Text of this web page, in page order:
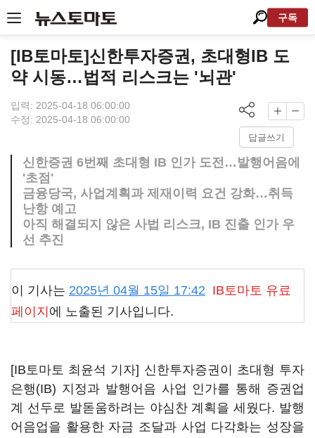
구독
[IB토마토]신한투자증권, 초대형IB 도
약 시동…법적 리스크는 '뇌관'
입력: 2025-04-18 06:00:00
수정: 2025-04-18 06:00:00
답글쓰기
신한증권 6번째 초대형 IB 인가 도전…발행어음에
'초점'
금융당국, 사업계획과 제재이력 요건 강화…취득
난항 예고
아직 해결되지 않은 사법 리스크, IB 진출 인가 우
선 추진
이 기사는 2025년 04월 15일 17:42 IB토마토 유료
페이지 에 노출된 기사입니다.
[IB토마토 최윤석 기자] 신한투자증권이 초대형 투자
은행(IB) 지정과 발행어음 사업 인가를 통해 증권업
계 선두로 발돋움하려는 야심찬 계획을 세웠다. 발행
어음업을 활용한 자금 조달과 사업 다각화는 성장을